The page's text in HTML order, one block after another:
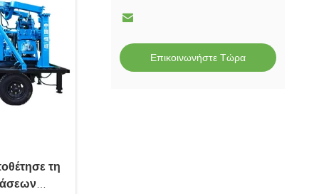
Επικοινωνήστε Τώρα
τη